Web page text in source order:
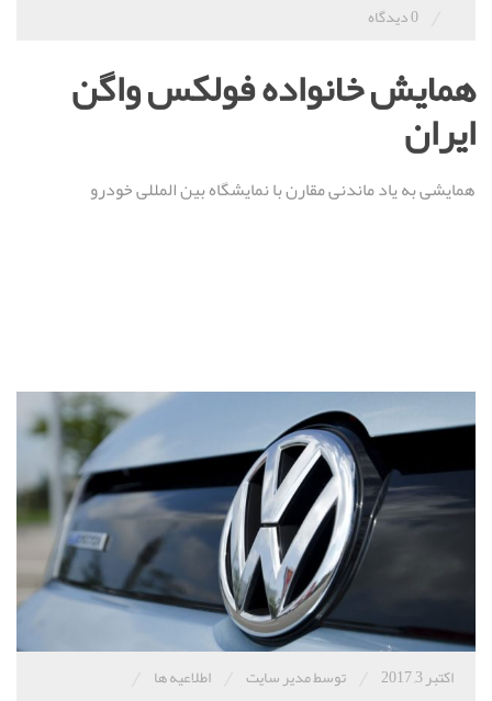
0 دیدگاه
همایش خانواده فولکس واگن
ایران
‏همایشی به یاد ماندنی مقارن با نمایشگاه بین المللی خودرو
اکتبر 3, 2017 توسط مدیر سایت اطلاعیه ها